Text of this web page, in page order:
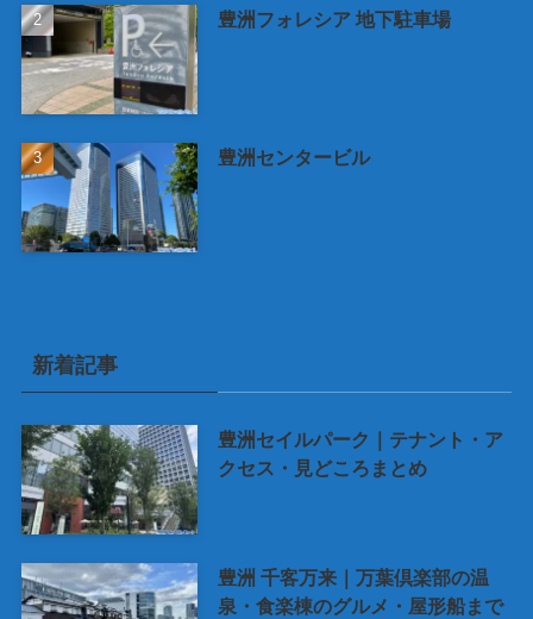
豊洲フォレシア 地下駐車場
豊洲センタービル
新着記事
豊洲セイルパーク｜テナント・ア
クセス・見どころまとめ
豊洲 千客万来｜万葉倶楽部の温
泉・食楽棟のグルメ・屋形船まで